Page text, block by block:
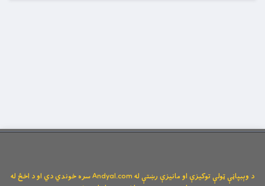
د وېبپاڼې ټولې توکیزې او مانیزې رښتې له Andyal.com سره خوندي دي او د اخځ له